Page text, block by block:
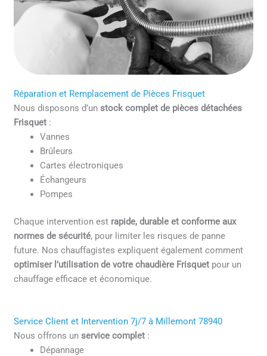
Réparation et Remplacement de Pièces Frisquet
Nous disposons d’unstock complet de pièces détachées
Frisquet :
Vannes
Brûleurs
Cartes électroniques
Échangeurs
Pompes
Chaque intervention est rapide, durable et conforme aux
normes de sécurité, pour limiter les risques de panne
future. Nos chauffagistes expliquent également comment
optimiser l’utilisation de votre chaudière Frisquet pour un
chauffage efficace et économique.
Service Client et Intervention 7j/7 à Millemont 78940
Nous offrons unservice complet :
Dépannage